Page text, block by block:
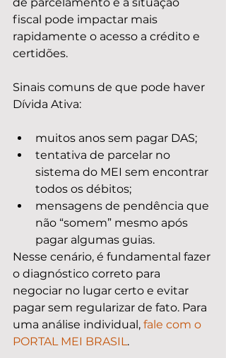
fiscal pode impactar mais
rapidamente o acesso a crédito e
certidões.
Sinais comuns de que pode haver
Dívida Ativa:
muitos anos sem pagar DAS;
tentativa de parcelar no
sistema do MEI sem encontrar
todos os débitos;
mensagens de pendência que
não “somem” mesmo após
pagar algumas guias.
Nesse cenário, é fundamental fazer
o diagnóstico correto para
negociar no lugar certo e evitar
pagar sem regularizar de fato. Para
uma análise individual, fale com o
PORTAL MEI BRASIL.